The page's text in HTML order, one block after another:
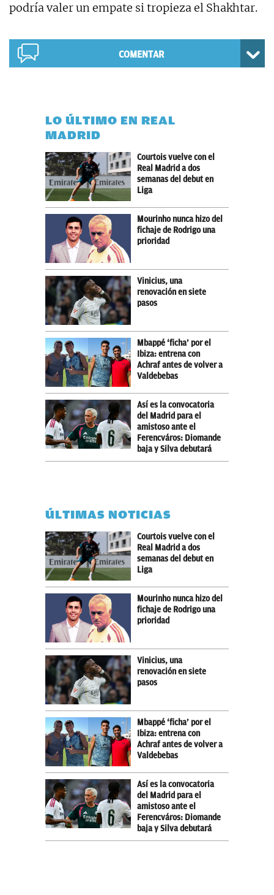
podría valer un empate si tropieza el Shakhtar.
COMENTAR
LO ÚLTIMO EN REAL
MADRID
Courtois vuelve con el
Real Madrid a dos
semanas del debut en
Liga
Mourinho nunca hizo del
fichaje de Rodrigo una
prioridad
Vinicius, una
renovación en siete
pasos
Mbappé ‘ficha’ por el
Ibiza: entrena con
Achraf antes de volver a
Valdebebas
Así es la convocatoria
del Madrid para el
amistoso ante el
Ferencváros: Diomande
baja y Silva debutará
ÚLTIMAS NOTICIAS
Courtois vuelve con el
Real Madrid a dos
semanas del debut en
Liga
Mourinho nunca hizo del
fichaje de Rodrigo una
prioridad
Vinicius, una
renovación en siete
pasos
Mbappé ‘ficha’ por el
Ibiza: entrena con
Achraf antes de volver a
Valdebebas
Así es la convocatoria
del Madrid para el
amistoso ante el
Ferencváros: Diomande
baja y Silva debutará